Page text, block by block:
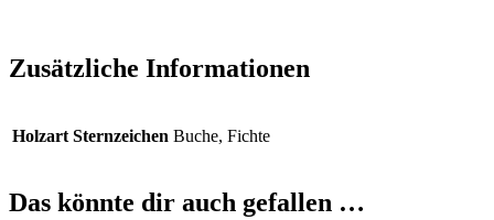
Zusätzliche Informationen
Holzart Sternzeichen Buche, Fichte
Das könnte dir auch gefallen …